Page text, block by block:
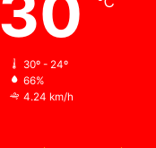
30º - 24º
66%
4.24 km/h